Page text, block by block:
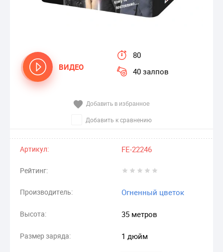
ВИДЕО
80
40 залпов
Добавить в избранное
Добавить к сравнению
Артикул: FE-22246
Рейтинг:
Производитель: Огненный цветок
Высота: 35 метров
Размер заряда: 1 дюйм